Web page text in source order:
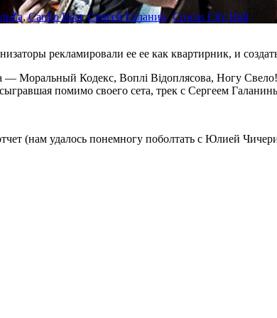
,Cardio Beat,Сергей Галанин,Crocus City Hall
рекламировали ее ее как квартирник, и
— Моральный Кодекс, Воплi Вiдоплясова, Ногу
помимо своего сета, трек с Сергеем
(нам удалось понемногу поболтать с Юлией